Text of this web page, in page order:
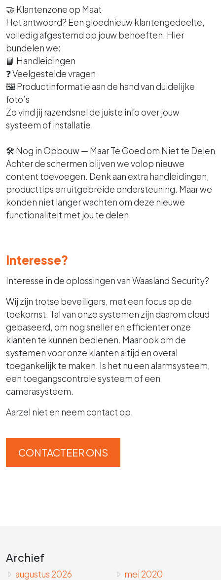
🤝 Klantenzone op Maat
Het antwoord? Een gloednieuw klantengedeelte,
volledig afgestemd op jouw behoeften. Hier
bundelen we:
📘 Handleidingen
❓ Veelgestelde vragen
🖼️ Productinformatie aan de hand van duidelijke
foto’s
Zo vind jij razendsnel de juiste info over jouw
systeem of installatie.
🛠️ Nog in Opbouw — Maar Te Goed om Niet te Delen
Achter de schermen blijven we volop nieuwe
content toevoegen. Denk aan extra handleidingen,
producttips en uitgebreide ondersteuning. Maar we
konden niet langer wachten om deze nieuwe
functionaliteit met jou te delen.
Interesse?
Interesse in de oplossingen van Waasland Security?
Wij zijn trotse beveiligers, met een focus op de
toekomst. Tal van onze systemen zijn daarom cloud
gebaseerd, om nog sneller en efficienter onze
klanten te kunnen bedienen. Maar ook om de
systemen voor onze klanten altijd en overal
toegankelijk te maken. Is het nu een alarmsysteem,
een toegangscontrole systeem of een
camerasysteem.
Aarzel niet en neem contact op.
CONTACTEER ONS
Archief
augustus 2026
mei 2020